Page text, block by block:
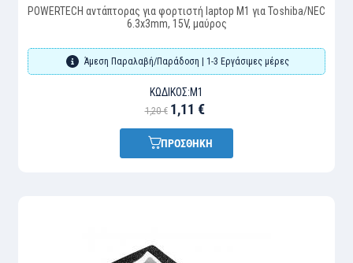
POWERTECH αντάπτορας για φορτιστή laptop M1 για Toshiba/NEC
6.3x3mm, 15V, μαύρος
Άμεση Παραλαβή/Παράδοση | 1-3 Εργάσιμες μέρες
ΚΩΔΙΚΌΣ:M1
1,20 € 1,11 €
ΠΡΟΣΘΗΚΗ